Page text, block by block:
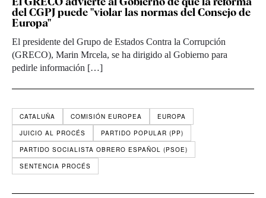
del CGPJ puede "violar las normas del Consejo de
Europa"
El presidente del Grupo de Estados Contra la Corrupción
(GRECO), Marin Mrcela, se ha dirigido al Gobierno para
pedirle información […]
CATALUÑA COMISIÓN EUROPEA
EUROPA
JUICIO AL PROCÉS
PARTIDO POPULAR (PP)
PARTIDO SOCIALISTA OBRERO ESPAÑOL (PSOE)
SENTENCIA PROCÉS